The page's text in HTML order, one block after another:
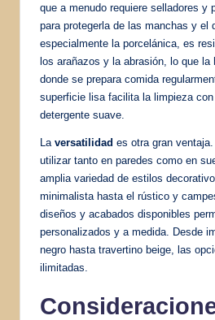
que a menudo requiere selladores y
para protegerla de las manchas y el
especialmente la porcelánica, es
los arañazos y la abrasión, lo que la
donde se prepara comida
superficie lisa facilita la limpieza
detergente suave.
La versatilidad es otra gran
utilizar tanto en paredes como en
amplia variedad de estilos
minimalista hasta el rústico y
diseños y acabados disponibles
personalizados y a medida. Desde
negro hasta travertino beige, las
ilimitadas.